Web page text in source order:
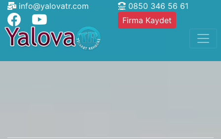
info@yalovatr.com
0850 346 56 61
Firma Kaydet